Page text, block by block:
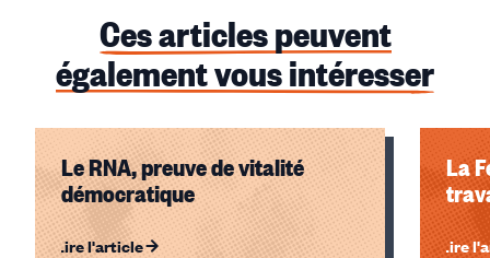
Ces articles peuvent
également vous intéresser
Le RNA, preuve de vitalité
démocratique
Lire l'article
La
Lire